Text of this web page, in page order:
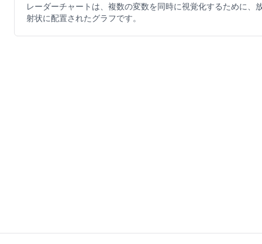
レーダーチャートは、複数の変数を同時に視覚化するために、
射状に配置されたグラフです。